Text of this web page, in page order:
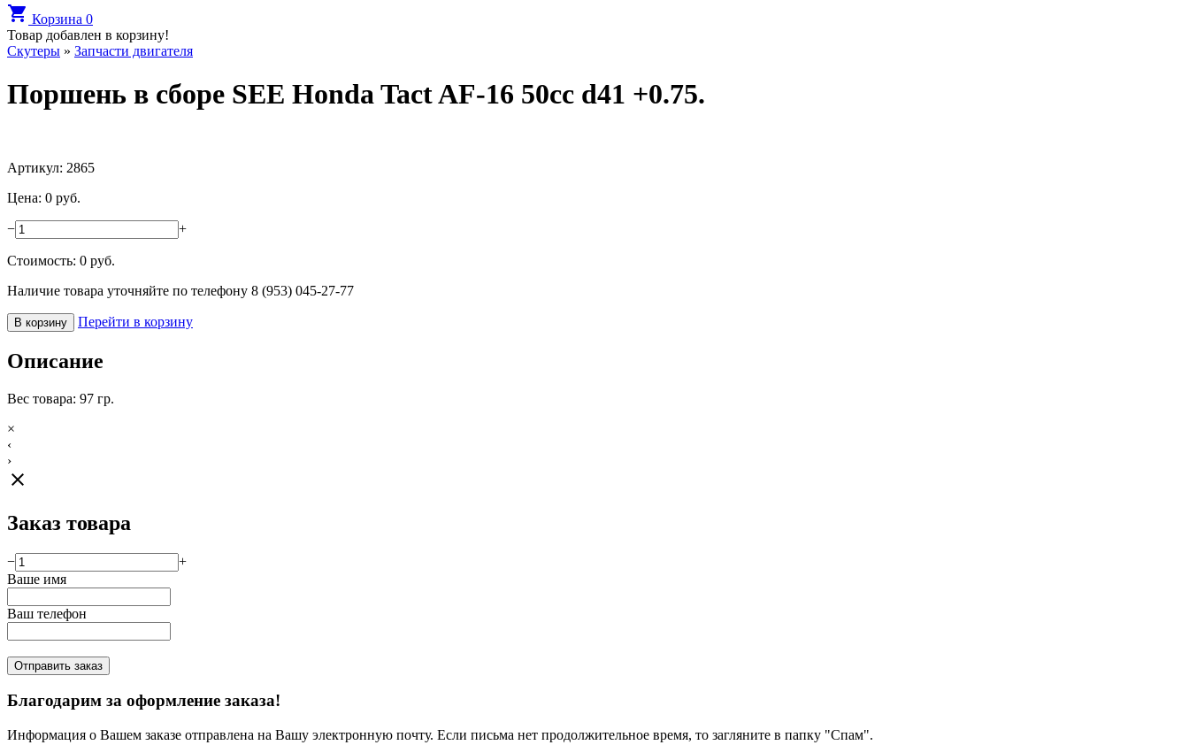
shopping_cart Корзина 0
Товар добавлен в корзину!
Cкутеры » Запчасти двигателя
Поршень в сборе SEE Honda Tact AF-16 50сс d41 +0.75.
Артикул: 2865
Цена: 0 руб.
− +
Стоимость: 0 руб.
Наличие товара уточняйте по телефону 8 (953) 045-27-77
В корзину Перейти в корзину
Описание
Вес товара: 97 гр.
×
‹
›
close
Заказ товара
−
+
Ваше имя
Ваш телефон
Отправить заказ
Благодарим за оформление заказа!
Информация о Вашем заказе отправлена на Вашу электронную почту. Если письма нет продолжительное время, то загляните в папку "Спам".